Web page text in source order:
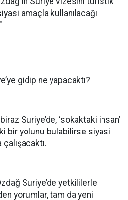
amaçla kullanılacağı
gidip ne yapacaktı?
Suriye’de, ‘sokaktaki insan’
bir yolunu bulabilirse siyasi
Suriye’de yetkililerle
yorumlar, tam da yeni